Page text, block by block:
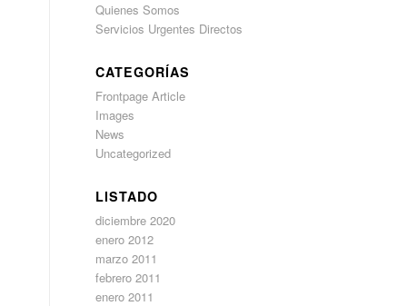
Quienes Somos
Servicios Urgentes Directos
CATEGORÍAS
Frontpage Article
Images
News
Uncategorized
LISTADO
diciembre 2020
enero 2012
marzo 2011
febrero 2011
enero 2011